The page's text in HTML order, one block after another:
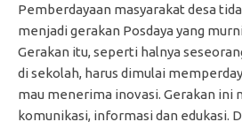
Pemberdayaan masyarakat desa
menjadi gerakan Posdaya yang
Gerakan itu, seperti halnya
di sekolah, harus dimulai
mau menerima inovasi. Gerakan ini
komunikasi, informasi dan edukasi.